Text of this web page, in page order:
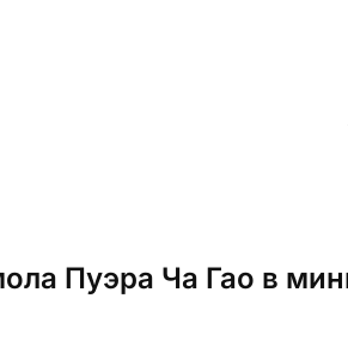
Пуэра Ча Гао в